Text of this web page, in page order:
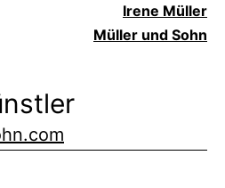
Irene Müller
Müller und Sohn